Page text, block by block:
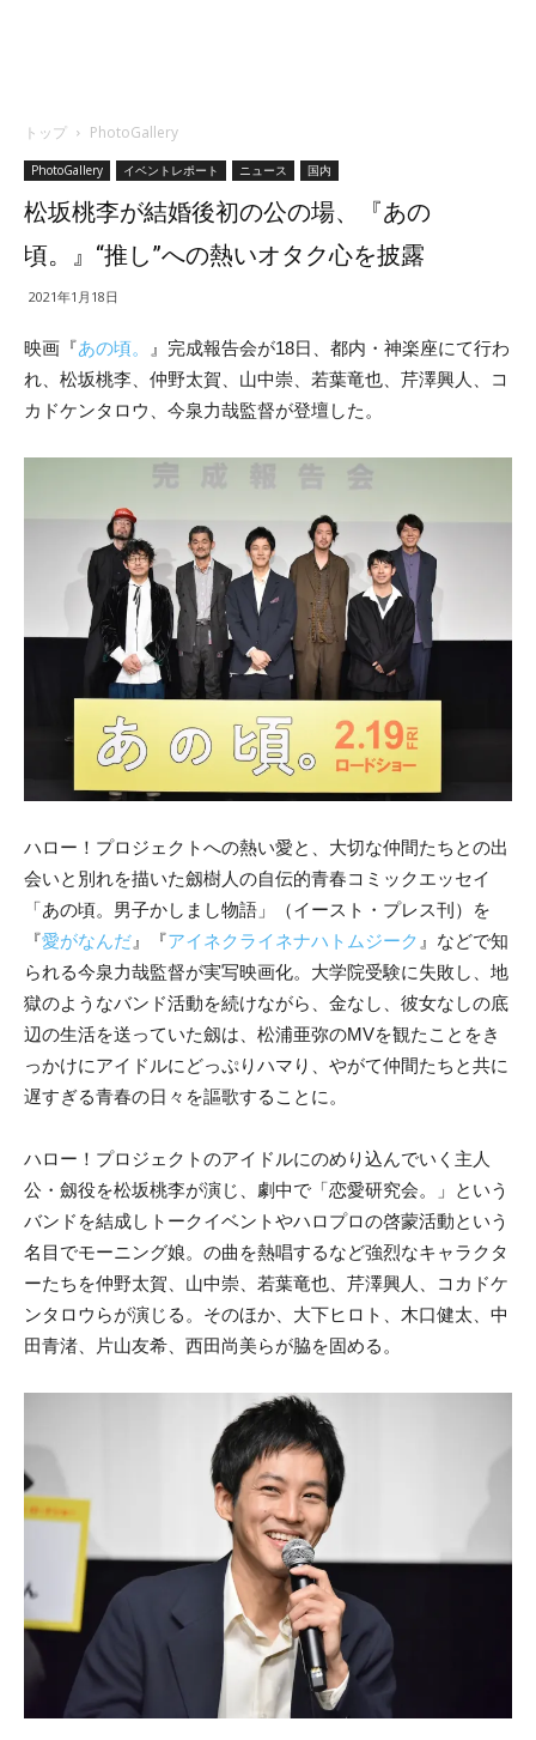
トップ PhotoGallery
PhotoGallery イベントレポート ニュース 国内
松坂桃李が結婚後初の公の場、『あの
頃。』“推し”への熱いオタク心を披露
2021年1月18日
映画『あの頃。
』完成報告会が18日、都内・神楽座にて行わ
れ、松坂桃李、仲野太賀、山中崇、若葉竜也、芹澤興人、コ
カドケンタロウ、今泉力哉監督が登壇した。
ハロー！プロジェクトへの熱い愛と、大切な仲間たちとの出
会いと別れを描いた劔樹人の自伝的青春コミックエッセイ
「あの頃。男子かしまし物語」（イースト・プレス刊）を
『愛がなんだ 』『アイネクライネナハトムジーク 』などで知
られる今泉力哉監督が実写映画化。大学院受験に失敗し、地
獄のようなバンド活動を続けながら、金なし、彼女なしの底
辺の生活を送っていた劔は、松浦亜弥のMVを観たことをき
っかけにアイドルにどっぷりハマり、やがて仲間たちと共に
遅すぎる青春の日々を謳歌することに。
ハロー！プロジェクトのアイドルにのめり込んでいく主人
公・劔役を松坂桃李が演じ、劇中で「恋愛研究会。」という
バンドを結成しトークイベントやハロプロの啓蒙活動という
名目でモーニング娘。の曲を熱唱するなど強烈なキャラクタ
ーたちを仲野太賀、山中崇、若葉竜也、芹澤興人、コカドケ
ンタロウらが演じる。そのほか、大下ヒロト、木口健太、中
田青渚、片山友希、西田尚美らが脇を固める。